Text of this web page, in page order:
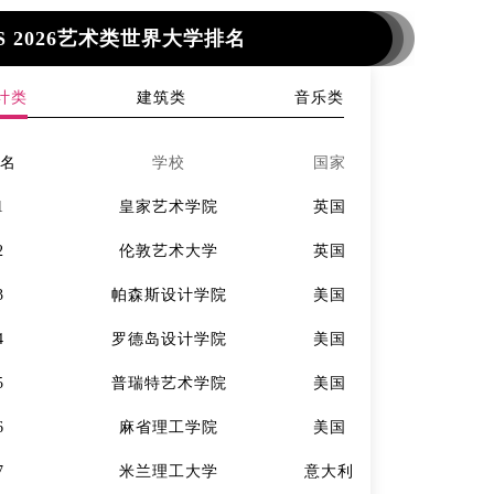
2026艺术类世界大学排名
类 建筑类 音乐类
学校 国家
皇家艺术学院 英国
伦敦艺术大学 英国
帕森斯设计学院 美国
罗德岛设计学院 美国
普瑞特艺术学院 美国
麻省理工学院 美国
米兰理工大学 意大利